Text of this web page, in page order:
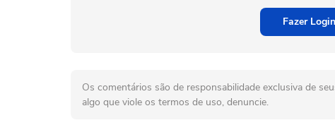
Fazer
Os comentários são de responsabilidade exclusiva de
algo que viole os termos de uso, denuncie.